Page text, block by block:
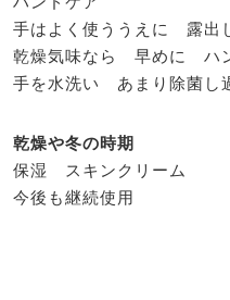
手はよく使ううえに 露出
乾燥気味なら 早めに ハ
手を水洗い あまり除菌し
乾燥や冬の時期
保湿 スキンクリーム
今後も継続使用